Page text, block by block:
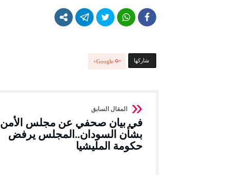
‫‫ شاركها‬ Google+
في بيان صحفي عن مجلس الأمن
بشأن السودان..المجلس يرفض
حكومة المليشيا